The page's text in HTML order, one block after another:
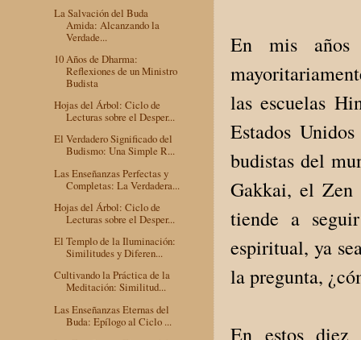
En mis años
las escuelas
Estados
budistas del
Gakkai, el Zen
tiende a
espiritual, ya
la pregunta,
En estos diez
La Salvación del Buda
Amida: Alcanzando la
Verdade...
10 Años de Dharma:
Reflexiones de un Ministro
Budista
Hojas del Árbol: Ciclo de
Lecturas sobre el Desper...
El Verdadero Significado del
Budismo: Una Simple R...
Las Enseñanzas Perfectas y
Completas: La Verdadera...
Hojas del Árbol: Ciclo de
Lecturas sobre el Desper...
El Templo de la Iluminación:
Similitudes y Diferen...
Cultivando la Práctica de la
Meditación: Similitud...
Las Enseñanzas Eternas del
Buda: Epílogo al Ciclo ...